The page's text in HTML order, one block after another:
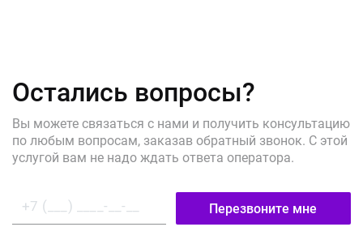
Остались вопросы?
Вы можете связаться с нами и получить консультацию
по любым вопросам, заказав обратный звонок. С этой
услугой вам не надо ждать ответа оператора.
Перезвоните мне